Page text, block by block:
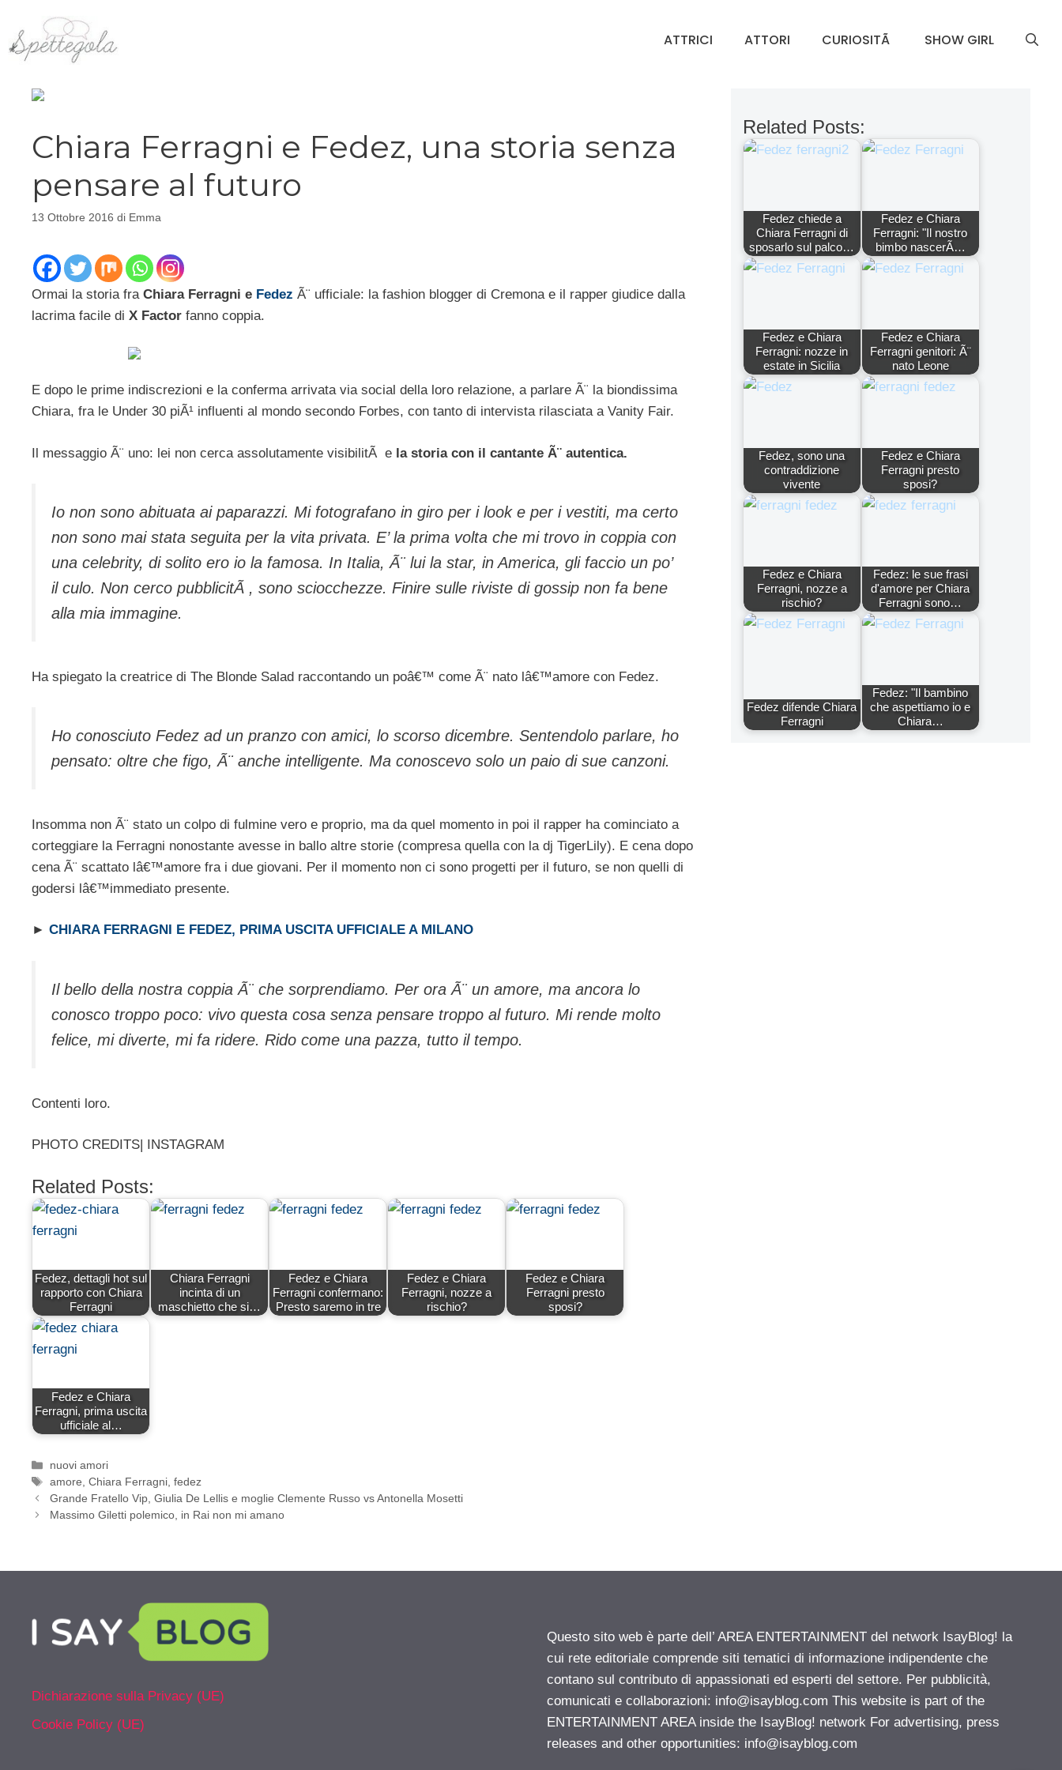
contenuto
ATTRICI ATTORI CURIOSITÃ SHOW GIRL
Chiara Ferragni e Fedez, una storia senza
pensare al futuro
13 Ottobre 2016 di Emma
Ormai la storia fraChiara Ferragni e Fedez Ã¨ ufficiale: la fashion blogger di Cremona e il rapper giudice dalla
lacrima facile di X Factor fanno coppia.
E dopo le prime indiscrezioni e la conferma arrivata via social della loro relazione, a parlare Ã¨ la biondissima
Chiara, fra le Under 30 piÃ¹ influenti al mondo secondo Forbes, con tanto di intervista rilasciata a Vanity Fair.
Il messaggio Ã¨ uno: lei non cerca assolutamente visibilitÃ e la storia con il cantante Ã¨ autentica.
Io non sono abituata ai paparazzi. Mi fotografano in giro per i look e per i vestiti, ma certo
non sono mai stata seguita per la vita privata. E’ la prima volta che mi trovo in coppia con
una celebrity, di solito ero io la famosa. In Italia, Ã¨ lui la star, in America, gli faccio un po’
il culo. Non cerco pubblicitÃ , sono sciocchezze. Finire sulle riviste di gossip non fa bene
alla mia immagine.
Ha spiegato la creatrice di The Blonde Salad raccontando un poâ€™ come Ã¨ nato lâ€™amore con Fedez.
Ho conosciuto Fedez ad un pranzo con amici, lo scorso dicembre. Sentendolo parlare, ho
pensato: oltre che figo, Ã¨ anche intelligente. Ma conoscevo solo un paio di sue canzoni.
Insomma non Ã¨ stato un colpo di fulmine vero e proprio, ma da quel momento in poi il rapper ha cominciato a
corteggiare la Ferragni nonostante avesse in ballo altre storie (compresa quella con la dj TigerLily). E cena dopo
cena Ã¨ scattato lâ€™amore fra i due giovani. Per il momento non ci sono progetti per il futuro, se non quelli di
godersi lâ€™immediato presente.
► CHIARA FERRAGNI E FEDEZ, PRIMA USCITA UFFICIALE A MILANO
Il bello della nostra coppia Ã¨ che sorprendiamo. Per ora Ã¨ un amore, ma ancora lo
conosco troppo poco: vivo questa cosa senza pensare troppo al futuro. Mi rende molto
felice, mi diverte, mi fa ridere. Rido come una pazza, tutto il tempo.
Contenti loro.
PHOTO CREDITS| INSTAGRAM
Related Posts:
Fedez, dettagli hot sul
rapporto con Chiara
Ferragni
Chiara Ferragni
incinta di un
maschietto che si…
Fedez e Chiara
Ferragni confermano:
Presto saremo in tre
Fedez e Chiara
Ferragni, nozze a
rischio?
Fedez e Chiara
Ferragni presto
sposi?
Fedez e Chiara
Ferragni, prima uscita
ufficiale al…
Categorie
nuovi amori
Tag
amore,Chiara Ferragni,fedez
Grande Fratello Vip, Giulia De Lellis e moglie Clemente Russo vs Antonella Mosetti
Massimo Giletti polemico, in Rai non mi amano
Related Posts:
Fedez chiede a
Chiara Ferragni di
sposarlo sul palco…
Fedez e Chiara
Ferragni: "Il nostro
bimbo nascerÃ…
Fedez e Chiara
Ferragni: nozze in
estate in Sicilia
Fedez e Chiara
Ferragni genitori: Ã¨
nato Leone
Fedez, sono una
contraddizione
vivente
Fedez e Chiara
Ferragni presto
sposi?
Fedez e Chiara
Ferragni, nozze a
rischio?
Fedez: le sue frasi
d'amore per Chiara
Ferragni sono…
Fedez difende Chiara
Ferragni
Fedez: "Il bambino
che aspettiamo io e
Chiara…
Dichiarazione sulla Privacy (UE)
Cookie Policy (UE)
Questo sito web è parte dell’ AREA ENTERTAINMENT del network IsayBlog! la
cui rete editoriale comprende siti tematici di informazione indipendente che
contano sul contributo di appassionati ed esperti del settore. Per pubblicità,
comunicati e collaborazioni: info@isayblog.com This website is part of the
ENTERTAINMENT AREA inside the IsayBlog! network For advertising, press
releases and other opportunities: info@isayblog.com